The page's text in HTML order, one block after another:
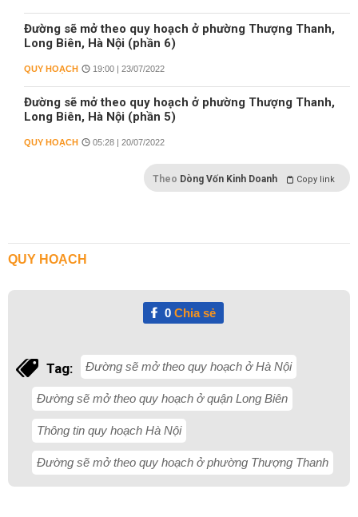
Đường sẽ mở theo quy hoạch ở phường Thượng Thanh,
Long Biên, Hà Nội (phần 6)
QUY HOẠCH 19:00 | 23/07/2022
Đường sẽ mở theo quy hoạch ở phường Thượng Thanh,
Long Biên, Hà Nội (phần 5)
QUY HOẠCH 05:28 | 20/07/2022
Theo Dòng Vốn Kinh Doanh Copy link
QUY HOẠCH
0Chia sẻ
Tag: Đường sẽ mở theo quy hoạch ở Hà Nội
Đường sẽ mở theo quy hoạch ở quận Long Biên
Thông tin quy hoạch Hà Nội
Đường sẽ mở theo quy hoạch ở phường Thượng Thanh